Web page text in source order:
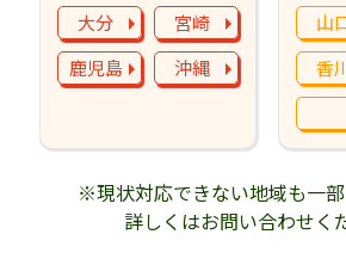
大分
宮崎
鹿児島
沖縄
山
香
※現状対応できない地域も一部
詳しくはお問い合わせく